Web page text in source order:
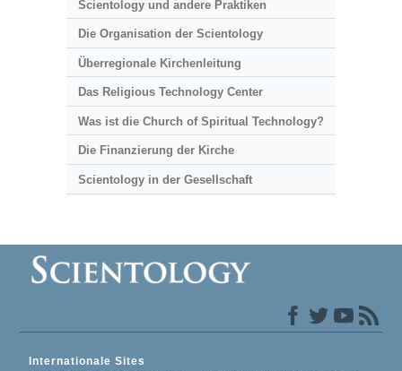
Scientology und andere Praktiken
Die Organisation der Scientology
Überregionale Kirchenleitung
Das Religious Technology Center
Was ist die Church of Spiritual Technology?
Die Finanzierung der Kirche
Scientology in der Gesellschaft
Internationale Sites